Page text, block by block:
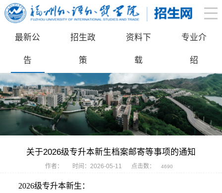
最新公
告
招生政
策
资料下
载
专业介
绍
关于2026级专升本新生档案邮寄等事项的通知
作者： 时间：2026-05-11 点击数： 4690
2026级专升本新生：